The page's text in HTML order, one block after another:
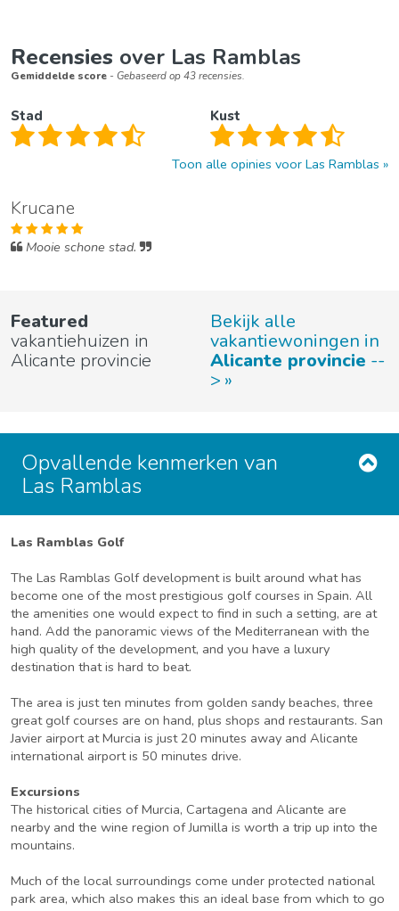
Recensies over Las Ramblas
Gemiddelde score - Gebaseerd op 43 recensies.
Stad Kust
Toon alle opinies voor Las Ramblas
Krucane
Mooie schone stad.
Featured
vakantiehuizen in
Alicante provincie
Bekijk alle
vakantiewoningen in
Alicante provincie --
>
Opvallende kenmerken van
Las Ramblas
Las Ramblas Golf
The Las Ramblas Golf development is built around what has
become one of the most prestigious golf courses in Spain. All
the amenities one would expect to find in such a setting, are at
hand. Add the panoramic views of the Mediterranean with the
high quality of the development, and you have a luxury
destination that is hard to beat.
The area is just ten minutes from golden sandy beaches, three
great golf courses are on hand, plus shops and restaurants. San
Javier airport at Murcia is just 20 minutes away and Alicante
international airport is 50 minutes drive.
Excursions
The historical cities of Murcia, Cartagena and Alicante are
nearby and the wine region of Jumilla is worth a trip up into the
mountains.
Much of the local surroundings come under protected national
park area, which also makes this an ideal base from which to go